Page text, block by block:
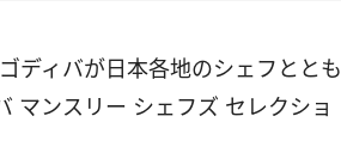
ディバが日本各地のシェフととも
マンスリー シェフズ セレクショ